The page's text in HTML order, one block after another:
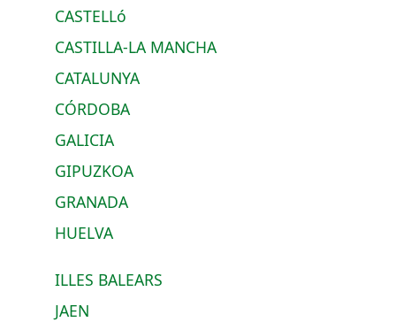
CASTELLó
CASTILLA-LA MANCHA
CATALUNYA
CÓRDOBA
GALICIA
GIPUZKOA
GRANADA
HUELVA
ILLES BALEARS
JAEN